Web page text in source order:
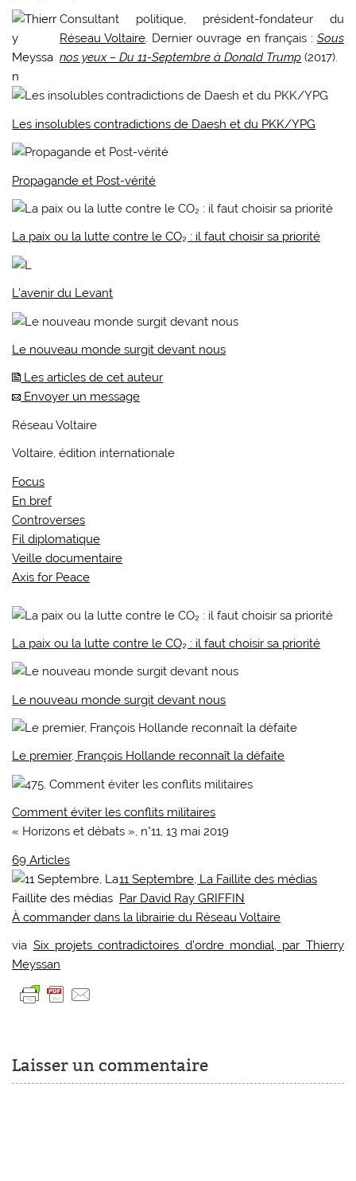
Consultant politique, président-fondateur du
Réseau Voltaire. Dernier ouvrage en français : Sous
nos yeux – Du 11-Septembre à Donald Trump (2017).
Les insolubles contradictions de Daesh et du PKK/YPG
Propagande et Post-vérité
La paix ou la lutte contre le CO₂ : il faut choisir sa priorité
L’avenir du Levant
Le nouveau monde surgit devant nous
Les articles de cet auteur
Envoyer un message
Réseau Voltaire
Voltaire, édition internationale
Focus
En bref
Controverses
Fil diplomatique
Veille documentaire
Axis for Peace
La paix ou la lutte contre le CO₂ : il faut choisir sa priorité
Le nouveau monde surgit devant nous
Le premier, François Hollande reconnaît la défaite
Comment éviter les conflits militaires
« Horizons et débats », n°11, 13 mai 2019
69 Articles
11 Septembre, La Faillite des médias
Par David Ray GRIFFIN
À commander dans la librairie du Réseau Voltaire
via Six projets contradictoires d’ordre mondial, par Thierry
Meyssan
Laisser un commentaire